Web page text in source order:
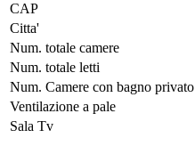
CAP
Citta'
Num. totale camere
Num. totale letti
Num. Camere con bagno privato
Ventilazione a pale
Sala Tv